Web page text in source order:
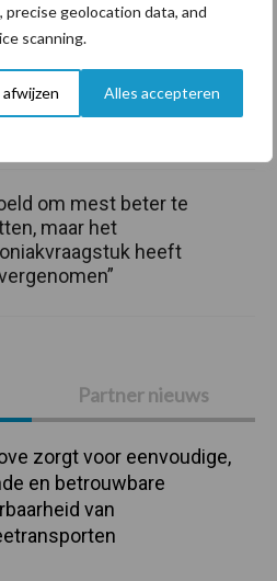
geolocation data, and
scanning.
Alles accepteren
Partner nieuws
zorgt voor eenvoudige,
en betrouwbare
van
met minder
om mest beter te
maar het
heeft